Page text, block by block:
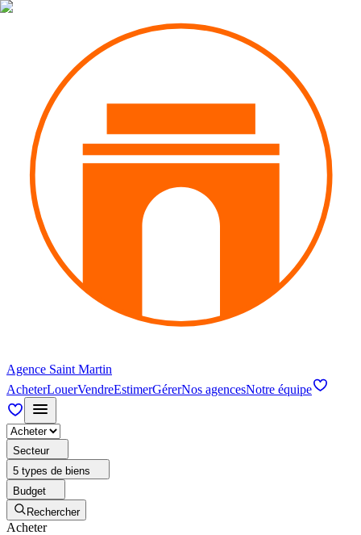
Agence Saint Martin
AcheterLouerVendreEstimerGérerNos agencesNotre équipe
Secteur
5 types de biens
Budget
Rechercher
Acheter